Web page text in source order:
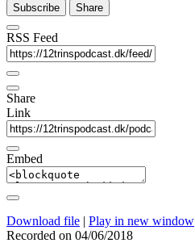
Subscribe Share
RSS Feed
Share
Link
Embed
Download file | Play in new window
Recorded on 04/06/2018